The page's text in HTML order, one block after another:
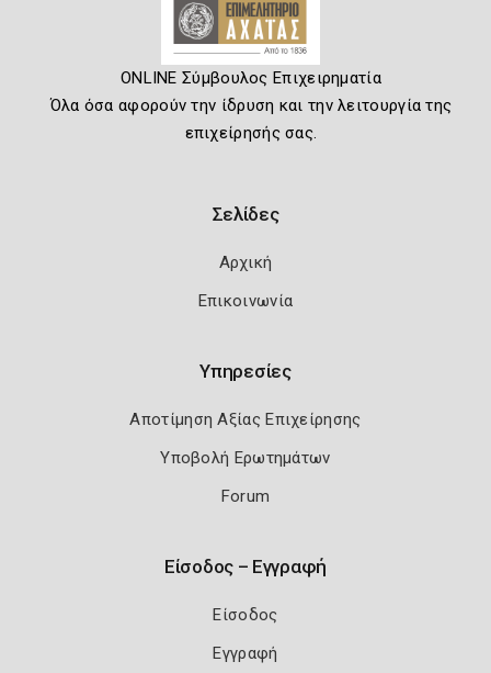
ONLINE Σύμβουλος Επιχειρηματία
Όλα όσα αφορούν την ίδρυση και την λειτουργία της
επιχείρησής σας.
Σελίδες
Αρχική
Επικοινωνία
Υπηρεσίες
Αποτίμηση Αξίας Επιχείρησης
Υποβολή Ερωτημάτων
Forum
Είσοδος – Εγγραφή
Είσοδος
Εγγραφή